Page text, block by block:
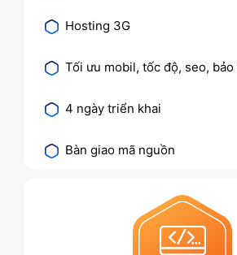
Hosting 3G
Tối ưu mobil, tốc độ, seo,
4 ngày triển khai
Bàn giao mã nguồn